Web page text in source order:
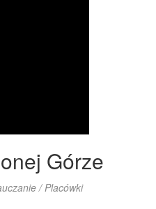
Górze
/ Placówki